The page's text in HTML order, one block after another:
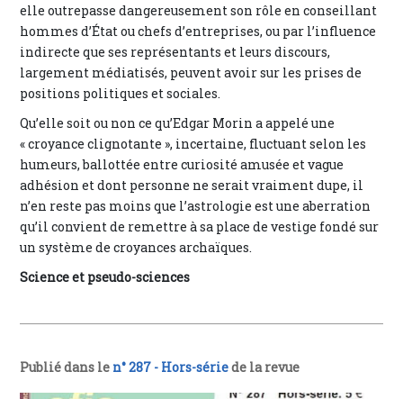
elle outrepasse dangereusement son rôle en conseillant
hommes d’État ou chefs d’entreprises, ou par l’influence
indirecte que ses représentants et leurs discours,
largement médiatisés, peuvent avoir sur les prises de
positions politiques et sociales.
Qu’elle soit ou non ce qu’Edgar Morin a appelé une
« croyance clignotante », incertaine, fluctuant selon les
humeurs, ballottée entre curiosité amusée et vague
adhésion et dont personne ne serait vraiment dupe, il
n’en reste pas moins que l’astrologie est une aberration
qu’il convient de remettre à sa place de vestige fondé sur
un système de croyances archaïques.
Science et pseudo-sciences
Publié dans le n° 287 - Hors-sériede la revue